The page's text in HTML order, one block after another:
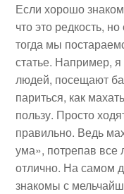
Если хорошо
что это редкость,
тогда мы
статье. Например,
людей, посещают
париться, как
пользу. Просто
правильно. Ведь
ума», потрепав все
отлично. На самом
знакомы с